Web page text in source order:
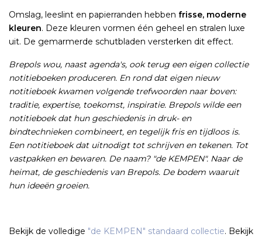
Omslag, leeslint en papierranden hebben frisse, moderne
kleuren. Deze kleuren vormen één geheel en stralen luxe
uit. De gemarmerde schutbladen versterken dit effect.
Brepols wou, naast agenda's, ook terug een eigen collectie
notitieboeken produceren. En rond dat eigen nieuw
notitieboek kwamen volgende trefwoorden naar boven:
traditie, expertise, toekomst, inspiratie. Brepols wilde een
notitieboek dat hun geschiedenis in druk- en
bindtechnieken combineert, en tegelijk fris en tijdloos is.
Een notitieboek dat uitnodigt tot schrijven en tekenen. Tot
vastpakken en bewaren. De naam? "de KEMPEN". Naar de
heimat, de geschiedenis van Brepols. De bodem waaruit
hun ideeën groeien.
Bekijk de volledige "de KEMPEN" standaard collectie. Bekijk